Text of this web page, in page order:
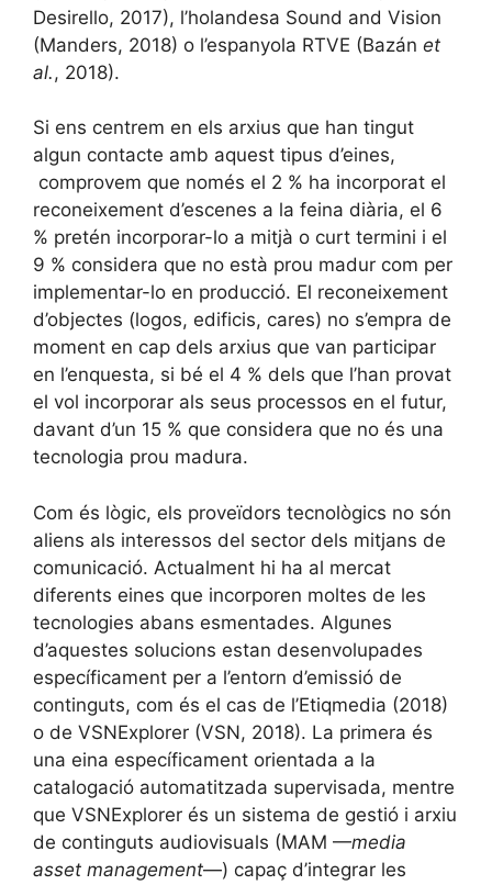
Desirello, 2017), l’holandesa Sound and Vision
(Manders, 2018) o l’espanyola RTVE (Bazán et
al., 2018).
Si ens centrem en els arxius que han tingut
algun contacte amb aquest tipus d’eines,
comprovem que només el 2 % ha incorporat el
reconeixement d’escenes a la feina diària, el 6
% pretén incorporar-lo a mitjà o curt termini i el
9 % considera que no està prou madur com per
implementar-lo en producció. El reconeixement
d’objectes (logos, edificis, cares) no s’empra de
moment en cap dels arxius que van participar
en l’enquesta, si bé el 4 % dels que l’han provat
el vol incorporar als seus processos en el futur,
davant d’un 15 % que considera que no és una
tecnologia prou madura.
Com és lògic, els proveïdors tecnològics no són
aliens als interessos del sector dels mitjans de
comunicació. Actualment hi ha al mercat
diferents eines que incorporen moltes de les
tecnologies abans esmentades. Algunes
d’aquestes solucions estan desenvolupades
específicament per a l’entorn d’emissió de
continguts, com és el cas de l’Etiqmedia (2018)
o de VSNExplorer (VSN, 2018). La primera és
una eina específicament orientada a la
catalogació automatitzada supervisada, mentre
que VSNExplorer és un sistema de gestió i arxiu
de continguts audiovisuals (MAM —media
asset management—) capaç d’integrar les